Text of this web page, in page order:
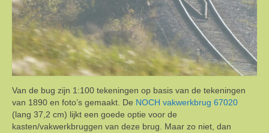
Van de bug zijn 1:100 tekeningen op basis van de tekeningen
van 1890 en foto’s gemaakt. De NOCH vakwerkbrug 67020
(lang 37,2 cm) lijkt een goede optie voor de
kasten/vakwerkbruggen van deze brug. Maar zo niet, dan